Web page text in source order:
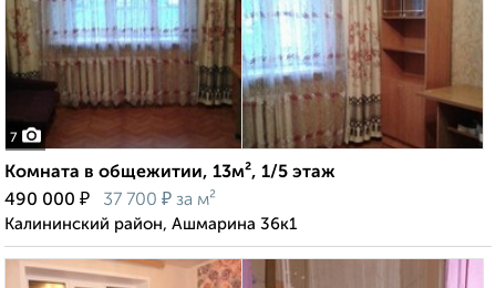
7
Комната в общежитии, 13м², 1/5 этаж
490 000 ₽ 37 700 ₽ за м²
Калининский район, Ашмарина 36к1